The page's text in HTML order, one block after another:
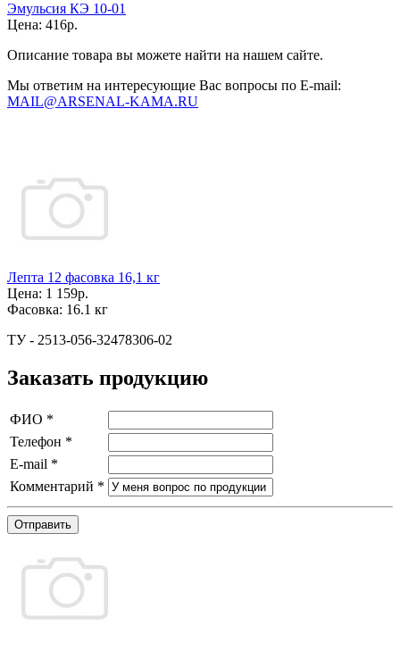
Эмульсия КЭ 10-01
Цена: 416р.
Описание товара вы можете найти на нашем сайте.
Мы ответим на интересующие Вас вопросы по E-mail:
MAIL@ARSENAL-KAMA.RU
Лепта 12 фасовка 16,1 кг
Цена: 1 159р.
Фасовка: 16.1 кг
ТУ - 2513-056-32478306-02
Заказать продукцию
ФИО *
Телефон *
E-mail *
Комментарий *
Отправить